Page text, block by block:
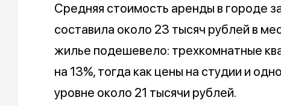
Средняя стоимость аренды в городе
составила около 23 тысяч рублей в
жилье подешевело: трехкомнатные
на 13%, тогда как цены на студии и
уровне около 21 тысячи рублей.